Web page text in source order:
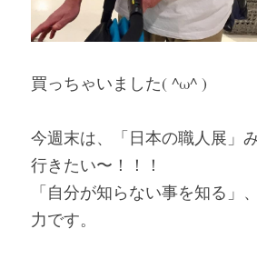
買っちゃいました( ^ω^ )
今週末は、「日本の職人展」
行きたい〜！！！
「自分が知らない事を知る」
力です。